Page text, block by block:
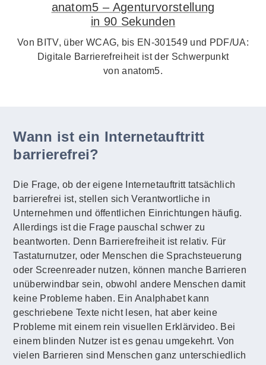
anatom5 – Agenturvorstellung
in 90 Sekunden
Von BITV, über WCAG, bis EN-301549 und PDF/UA:
Digitale Barrierefreiheit ist der Schwerpunkt
von anatom5.
Wann ist ein Internetauftritt
barrierefrei?
Die Frage, ob der eigene Internetauftritt tatsächlich
barrierefrei ist, stellen sich Verantwortliche in
Unternehmen und öffentlichen Einrichtungen häufig.
Allerdings ist die Frage pauschal schwer zu
beantworten. Denn Barrierefreiheit ist relativ. Für
Tastaturnutzer, oder Menschen die Sprachsteuerung
oder Screenreader nutzen, können manche Barrieren
unüberwindbar sein, obwohl andere Menschen damit
keine Probleme haben. Ein Analphabet kann
geschriebene Texte nicht lesen, hat aber keine
Probleme mit einem rein visuellen Erklärvideo. Bei
einem blinden Nutzer ist es genau umgekehrt. Von
vielen Barrieren sind Menschen ganz unterschiedlich